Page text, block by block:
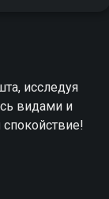
исследуя
видами и